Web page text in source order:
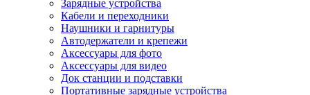
Зарядные устройства
Кабели и переходники
Наушники и гарнитуры
Автодержатели и крепежи
Аксессуары для фото
Аксессуары для видео
Док станции и подставки
Портативные зарядные устройства